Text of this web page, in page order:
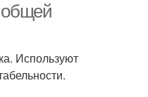
общей
Используют